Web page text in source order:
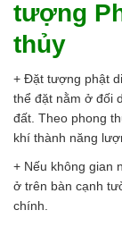
tượng
thủy
+ Đặt tượng phật
thể đặt nằm ở đối
đất. Theo phong
khí thành năng
+ Nếu không gian
ở trên bàn cạnh
chính.